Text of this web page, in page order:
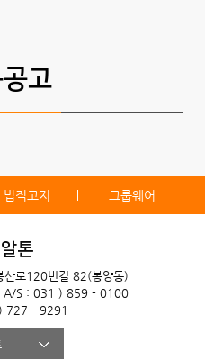
고
법적고지 그룹웨어
톤
산로120번길 82(봉양동)
A/S : 031 ) 859 - 0100
727 - 9291